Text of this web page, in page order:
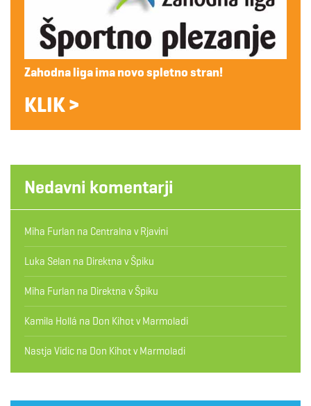
Zahodna liga ima novo spletno stran!
KLIK >
Nedavni komentarji
Miha Furlan na Centralna v Rjavini
Luka Selan na Direktna v Špiku
Miha Furlan na Direktna v Špiku
Kamila Hollá na Don Kihot v Marmoladi
Nastja Vidic na Don Kihot v Marmoladi